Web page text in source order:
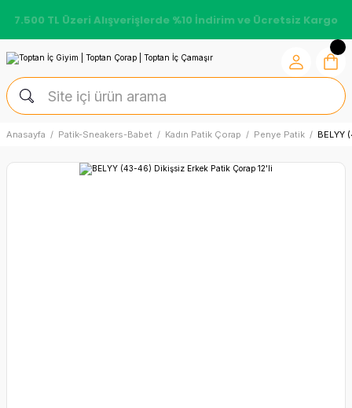
7.500 TL Üzeri Alışverişlerde %10 İndirim ve Ücretsiz Kargo
Anasayfa Patik-Sneakers-Babet Kadın Patik Çorap Penye Patik BELYY